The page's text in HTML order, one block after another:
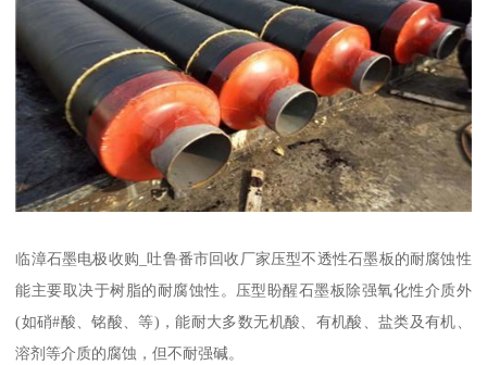
临漳石墨电极收购_吐鲁番市回收厂家压型不透性石墨板的耐腐蚀性
能主要取决于树脂的耐腐蚀性。压型盼醒石墨板除强氧化性介质外
(如硝#酸、铭酸、等)，能耐大多数无机酸、有机酸、盐类及有机、
溶剂等介质的腐蚀，但不耐强碱。